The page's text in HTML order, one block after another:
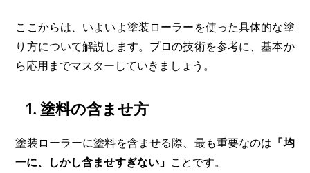
ここからは、いよいよ塗装ローラーを使った具体的な塗
り方について解説します。プロの技術を参考に、基本か
ら応用までマスターしていきましょう。
1. 塗料の含ませ方
塗装ローラーに塗料を含ませる際、最も重要なのは 「均
一に、しかし含ませすぎない」 ことです。